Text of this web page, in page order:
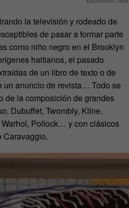
la televisión y rodeado de
de pasar a formar parte
como niño negro en el Brooklyn
haitianos, el pasado
de un libro de texto o de
un anuncio de revista… Todo se
de la composición de grandes
Dubuffet, Twombly, Kline,
Pollock… y con clásicos
Caravaggio.